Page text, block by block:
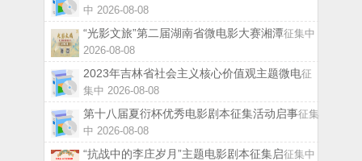
中 2026-08-08
“光影文旅”第二届湖南省微电影大赛湘潭征集中
2026-08-08
2023年吉林省社会主义核心价值观主题微电征
集中 2026-08-08
第十八届夏衍杯优秀电影剧本征集活动启事征集
中 2026-08-08
“抗战中的李庄岁月”主题电影剧本征集启征集中